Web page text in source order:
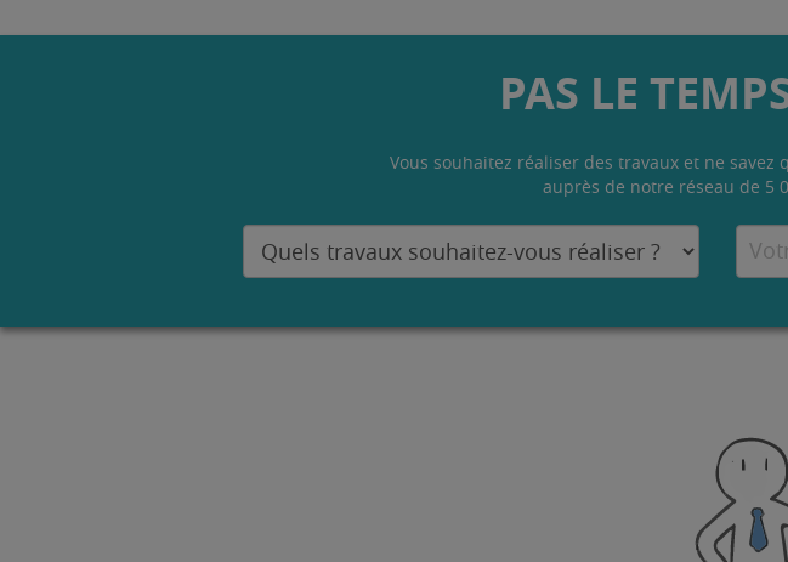
PAS LE
Vous souhaitez réaliser des travaux et ne
auprès de notre réseau de 5